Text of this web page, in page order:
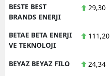
BESTE BEST
BRANDS ENERJI
29,30
BETAE BETA ENERJI
VE TEKNOLOJI
111,20
BEYAZ BEYAZ FILO 24,34